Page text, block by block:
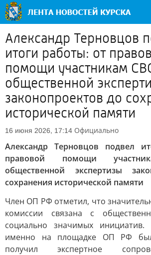
Александр Терновцов
итоги работы: от
помощи участникам
общественной
законопроектов до
исторической памяти
16 июня 2026, 17:14 Официально
Александр Терновцов подвел
правовой помощи
общественной экспертизы
сохранения исторической памяти
Член ОП РФ отметил, что
комиссии связана с
социально значимых
именно на площадке ОП РФ
получил экспертное